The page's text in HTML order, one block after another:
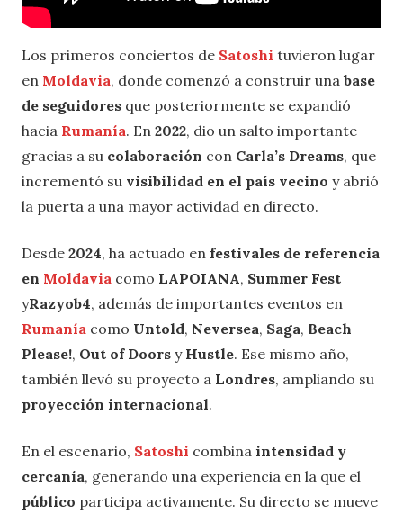
Los primeros conciertos de Satoshi tuvieron lugar
en Moldavia, donde comenzó a construir una base
de seguidores que posteriormente se expandió
hacia Rumanía. En 2022, dio un salto importante
gracias a su colaboración con Carla’s Dreams, que
incrementó su visibilidad en el país vecino y abrió
la puerta a una mayor actividad en directo.
Desde 2024, ha actuado en festivales de referencia
en Moldavia como LAPOIANA, Summer Fest
yRazyob4, además de importantes eventos en
Rumanía como Untold, Neversea, Saga, Beach
Please!, Out of Doors y Hustle. Ese mismo año,
también llevó su proyecto a Londres, ampliando su
proyección internacional.
En el escenario, Satoshi combina intensidad y
cercanía, generando una experiencia en la que el
público participa activamente. Su directo se mueve